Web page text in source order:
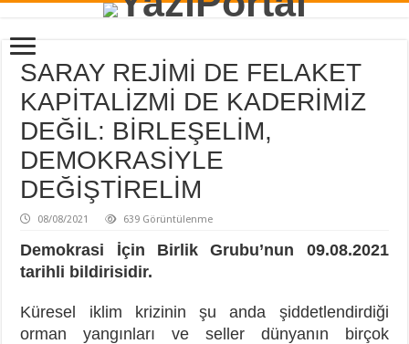
SARAY REJİMİ DE FELAKET
KAPİTALİZMİ DE KADERİMİZ
DEĞİL: BİRLEŞELİM,
DEMOKRASİYLE
DEĞİŞTİRELİM
08/08/2021 639 Görüntülenme
Demokrasi İçin Birlik Grubu’nun 09.08.2021
tarihli bildirisidir.
Küresel iklim krizinin şu anda şiddetlendirdiği
orman yangınları ve seller dünyanın birçok